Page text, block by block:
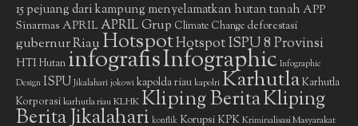
15 pejuang dari kampung menyelamatkan hutan tanah APP
Sinarmas APRIL APRIL Grup Climate Change deforestasi
gubernur RiauHotspotHotspot ISPU 8 Provinsi
HTIHutan infografisInfographic Infographic
Design ISPU Jikalahari jokowi kapolda riau kapolri KarhutlaKarhutla
Korporasikarhutla riauKLHKKliping BeritaKliping
Berita Jikalahari konflik Korupsi KPKKriminalisasi Masyarakat